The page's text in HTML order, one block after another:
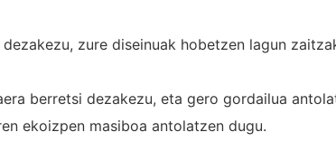
zure diseinuak hobetzen lagun
berretsi dezakezu, eta gero gordailua
ekoizpen masiboa antolatzen dugu.